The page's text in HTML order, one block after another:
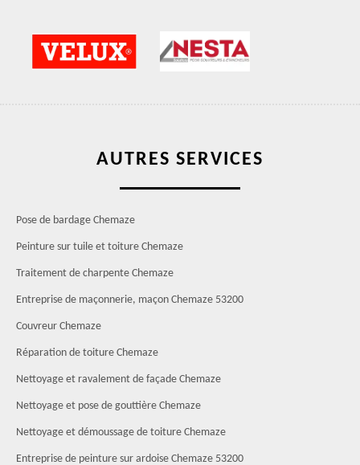
AUTRES SERVICES
Pose de bardage Chemaze
Peinture sur tuile et toiture Chemaze
Traitement de charpente Chemaze
Entreprise de maçonnerie, maçon Chemaze 53200
Couvreur Chemaze
Réparation de toiture Chemaze
Nettoyage et ravalement de façade Chemaze
Nettoyage et pose de gouttière Chemaze
Nettoyage et démoussage de toiture Chemaze
Entreprise de peinture sur ardoise Chemaze 53200